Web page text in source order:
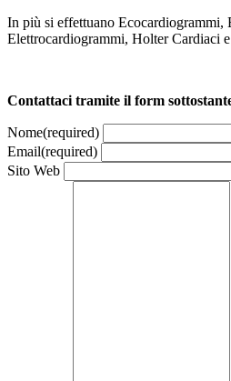
In più si effettuano Ecocardiogrammi,
Elettrocardiogrammi, Holter Cardiaci
Contattaci tramite il form
Nome(required)
Email(required)
Sito Web